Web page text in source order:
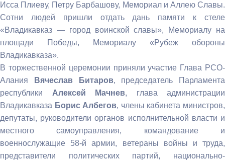
Исса Плиеву, Петру Барбашову, Мемориал и Аллею Славы.
Сотни людей пришли отдать дань памяти к стеле
«Владикавказ — город воинской славы», Мемориалу на
площади Победы, Мемориалу «Рубеж обороны
Владикавказа».
В торжественной церемонии приняли участие Глава РСО-
Алания
Вячеслав Битаров, председатель Парламента
республики Алексей Мачнев, глава администрации
Владикавказа Борис Албегов, члены кабинета министров,
депутаты, руководители органов исполнительной власти и
местного самоуправления, командование и
военнослужащие 58-й армии, ветераны войны и труда,
представители политических партий, национально-